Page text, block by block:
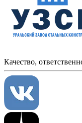
Качество,